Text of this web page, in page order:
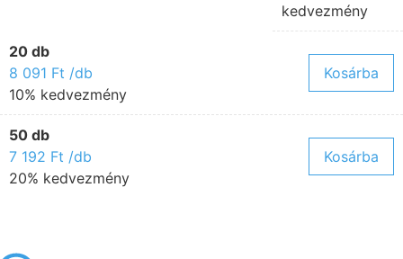
kedvezmény
20 db
8 091 Ft /db
10% kedvezmény
Kosárba
50 db
7 192 Ft /db
20% kedvezmény
Kosárba